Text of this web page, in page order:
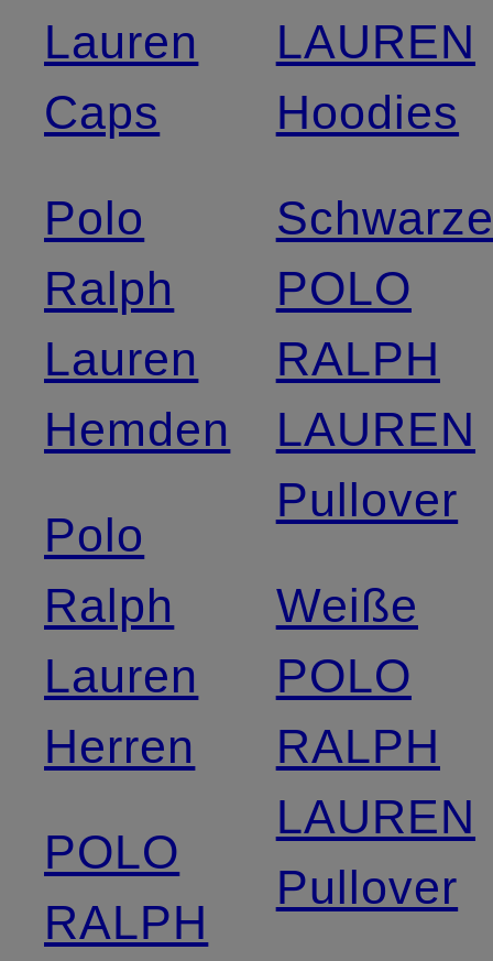
Lauren
Caps
Polo
Ralph
Lauren
Hemden
Polo
Ralph
Lauren
Herren
POLO
RALPH
LAUREN
Hoodies
POLO
RALPH
LAUREN
Pullover
Weiße
POLO
RALPH
LAUREN
Pullover